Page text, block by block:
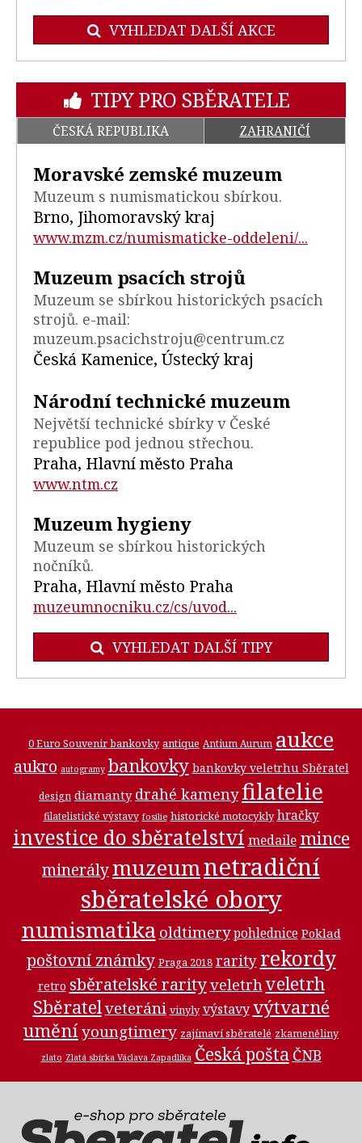
VYHLEDAT DALŠÍ AKCE
TIPY PRO SBĚRATELE
ČESKÁ REPUBLIKA ZAHRANIČÍ
Moravské zemské muzeum
Muzeum s numismatickou sbírkou.
Brno, Jihomoravský kraj
www.mzm.cz/numismaticke-oddeleni/...
Muzeum psacích strojů
Muzeum se sbírkou historických psacích
strojů. e-mail:
muzeum.psacichstroju@centrum.cz
Česká Kamenice, Ústecký kraj
Národní technické muzeum
Největší technické sbírky v České
republice pod jednou střechou.
Praha, Hlavní město Praha
www.ntm.cz
Muzeum hygieny
Muzeum se sbírkou historických
nočníků.
Praha, Hlavní město Praha
muzeumnocniku.cz/cs/uvod...
VYHLEDAT DALŠÍ TIPY
0 Euro Souvenir bankovky antique Antium Aurum aukce
aukro autogramy bankovky bankovky veletrhu Sběratel
design diamanty drahé kamenyfilatelie
filatelistické výstavy fosilie historické motocykly hračky
investice do sběratelství medaile mince
minerálymuzeumnetradiční
sběratelské obory
numismatika oldtimery pohlednice Poklad
poštovní známky Praga 2018 rarity rekordy
retro sběratelské rarityveletrhveletrh
Sběratelveteráni vinyly výstavy výtvarné
uměníyoungtimery zajímaví sběratelé zkameněliny
zlato Zlatá sbírka Václava Zapadlíka Česká pošta ČNB